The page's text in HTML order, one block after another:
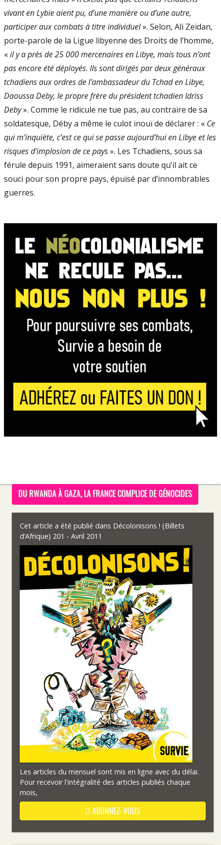
vivant en Lybie aient pu, d’une manière ou d’une autre,
participer aux combats à titre individuel». Selon, Ali Zeidan,
porte-parole de la Ligue libyenne des Droits de l’homme,
«il y a près de 25 000 mercenaires en Libye, mais tous n’ont
pas encore été déployés. Ils sont dirigés par deux généraux
tchadiens aux ordres de l’ambassadeur du Tchad en Libye,
Daoussa Deby, le propre frère du président tchadien Idriss
Deby». Comme le ridicule ne tue pas, au contraire de sa
soldatesque, Déby a même le culot inouï de déclarer : « Ce
qui m’inquiète, c’est ce qui se passe aujourd’hui en Libye et les
risques d’implosion de ce pays». Les Tchadiens, sous sa
férule depuis 1991, aimeraient sans doute qu’il ait ce
souci pour son propre pays, épuisé par d’innombrables
guerres.
DU RWANDA À GAZA, LA FRANCE COMPLICE DE GÉNOCIDES
Cet article a été publié dans Décolonisons ! (Billets
d’Afrique) 201 - Avril 2011
Les articles du mensuel sont mis en ligne avec du délai.
Pour recevoir l'intégralité des articles publiés chaque
mois,
ABONNEZ-VOUS